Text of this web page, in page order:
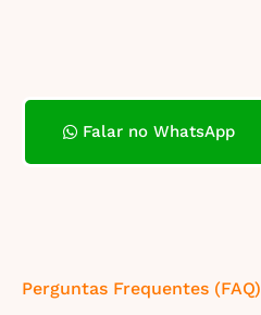
Falar no WhatsApp
Perguntas Frequentes (FAQ)